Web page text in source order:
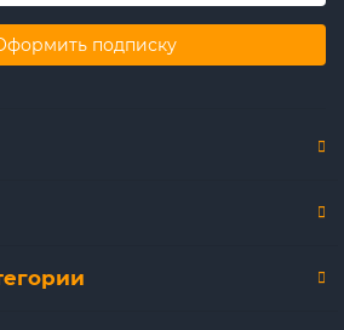
подписку